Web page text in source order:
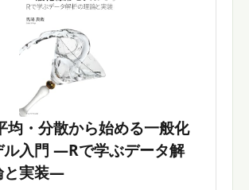
均・分散から始める一般化
ル入門 ―Rで学ぶデータ解
と実装―